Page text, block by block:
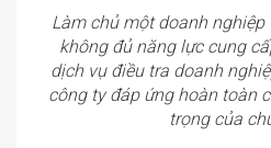
Làm chủ một doanh
không đủ năng lực cung
dịch vụ điều tra doanh
công ty đáp ứng hoàn toàn
trọng của